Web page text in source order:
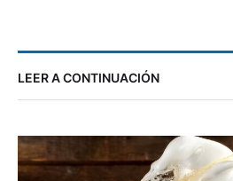
LEER A CONTINUACIÓN